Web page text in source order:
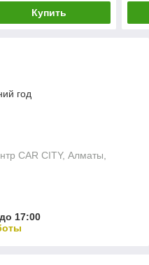
Купить
год
CAR CITY, Алматы,
17:00